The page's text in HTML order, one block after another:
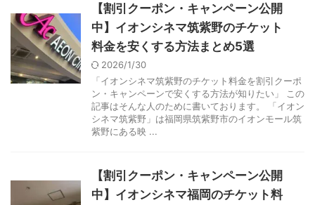
【割引クーポン・キャンペーン公開
中】イオンシネマ筑紫野のチケット
料金を安くする方法まとめ5選
2026/1/30
「イオンシネマ筑紫野のチケット料金を割引クーポ
ン・キャンペーンで安くする方法が知りたい」 この
記事はそんな人のために書いております。 「イオン
シネマ筑紫野」は福岡県筑紫野市のイオンモール筑
紫野にある映 ...
【割引クーポン・キャンペーン公開
中】イオンシネマ福岡のチケット料